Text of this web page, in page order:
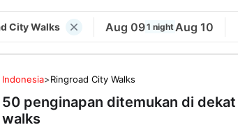
City Walks Aug 091 night Aug 10
Indonesia>Ringroad City Walks
50 penginapan ditemukan di dekat
walks